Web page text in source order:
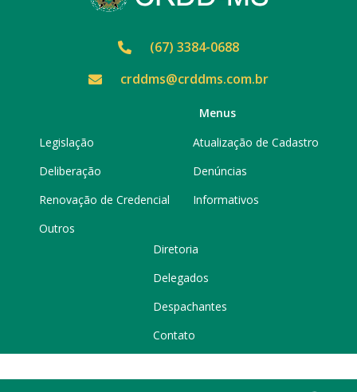
(67) 3384-0688
crddms@crddms.com.br
Menus
Legislação
Deliberação
Renovação de Credencial
Outros
Atualização de Cadastro
Denúncias
Informativos
Diretoria
Delegados
Despachantes
Contato